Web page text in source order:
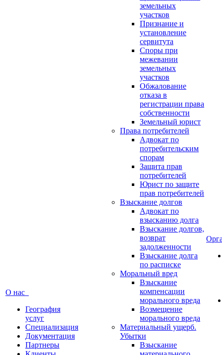
О нас
География
услуг
Специализация
Документация
Партнеры
земельных
участков
Признание и
установление
сервитута
Споры при
межевании
земельных
участков
Обжалование
отказа в
регистрации права
собственности
Земельный юрист
Права потребителей
Адвокат по
потребительским
спорам
Защита прав
потребителей
Юрист по защите
прав потребителей
Взыскание долгов
Адвокат по
взысканию долга
Взыскание долгов,
возврат
задолженности
Взыскание долга
по расписке
Моральный вред
Взыскание
компенсации
морального вреда
Возмещение
морального вреда
Материальный ущерб.
Убытки
Взыскание